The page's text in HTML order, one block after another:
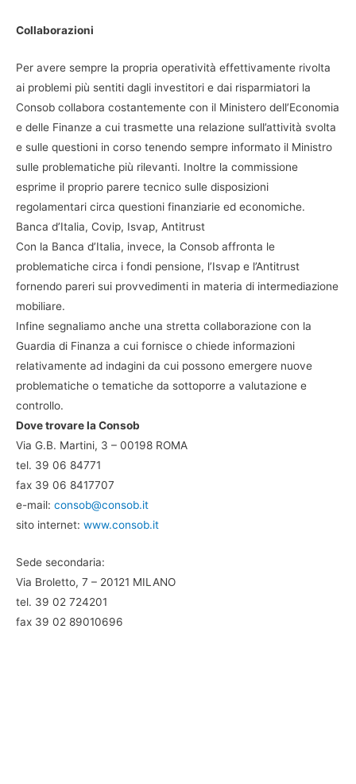
Collaborazioni
Per avere sempre la propria operatività effettivamente rivolta
ai problemi più sentiti dagli investitori e dai risparmiatori la
Consob collabora costantemente con il Ministero dell’Economia
e delle Finanze a cui trasmette una relazione sull’attività svolta
e sulle questioni in corso tenendo sempre informato il Ministro
sulle problematiche più rilevanti. Inoltre la commissione
esprime il proprio parere tecnico sulle disposizioni
regolamentari circa questioni finanziarie ed economiche.
Banca d’Italia, Covip, Isvap, Antitrust
Con la Banca d’Italia, invece, la Consob affronta le
problematiche circa i fondi pensione, l’Isvap e l’Antitrust
fornendo pareri sui provvedimenti in materia di intermediazione
mobiliare.
Infine segnaliamo anche una stretta collaborazione con la
Guardia di Finanza a cui fornisce o chiede informazioni
relativamente ad indagini da cui possono emergere nuove
problematiche o tematiche da sottoporre a valutazione e
controllo.
Dove trovare la Consob
Via G.B. Martini, 3 – 00198 ROMA
tel. 39 06 84771
fax 39 06 8417707
e-mail: consob@consob.it
sito internet: www.consob.it
Sede secondaria:
Via Broletto, 7 – 20121 MILANO
tel. 39 02 724201
fax 39 02 89010696